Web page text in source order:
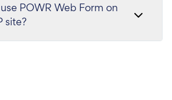
POWR Web Form on
site?